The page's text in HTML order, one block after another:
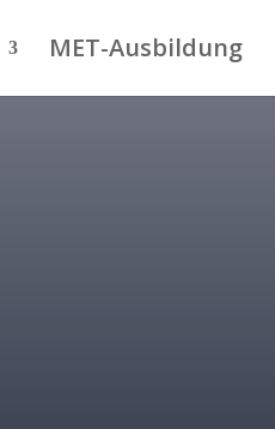
MET-Ausbildung